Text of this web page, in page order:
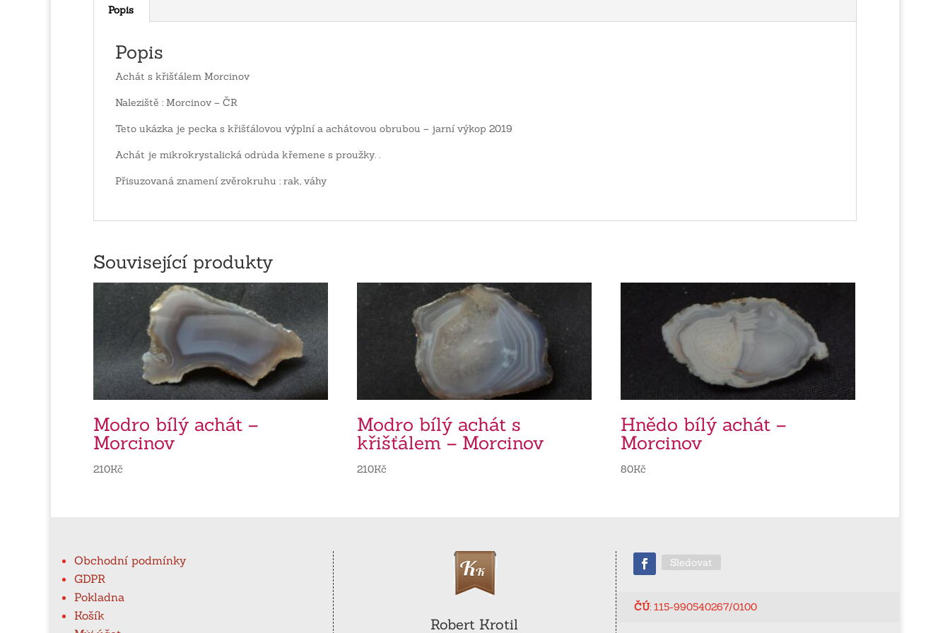
Popis
Popis
Achát s křišťálem Morcinov
Naleziště : Morcinov – ČR
Teto ukázka je pecka s křišťálovou výplní a achátovou obrubou – jarní výkop 2019
Achát je mikrokrystalická odrůda křemene s proužky. .
Přisuzovaná znamení zvěrokruhu : rak, váhy
Související produkty
Modro bílý achát –
Morcinov
210Kč
Modro bílý achát s
křišťálem – Morcinov
210Kč
Hnědo bílý achát –
Morcinov
80Kč
Obchodní podmínky
GDPR
Pokladna
Košík
Robert Krotil
Sledovat
ČÚ: 115-990540267/0100